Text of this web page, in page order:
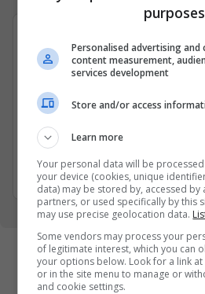
Dekoriti
Prodhimtari
Lipjan
11 Qershor 2026
Personalised advertising
content measurement,
services development
Store and/or access
Learn more
Your personal data will be
your device (cookies, unique
data) may be stored by, accessed by
partners, or used specifically by this
may use precise geolocation data.
Some vendors may process your
of legitimate interest, which you can
your options below. Look for a link
or in the site menu to manage or
and cookie settings.